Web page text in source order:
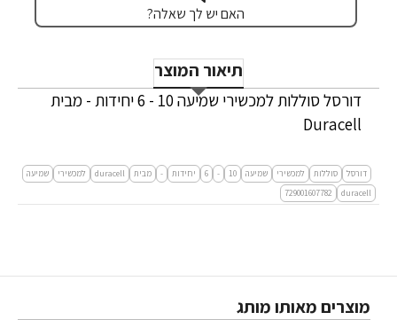
האם יש לך שאלה?
תיאור המוצר
דורסל סוללות למכשירי שמיעה 10 - 6 יחידות - מבית
Duracell
דורסל סוללות למכשירי שמיעה 10
-
6 יחידות - מבית duracell למכשירי
שמיעה
duracell
729001607782
מוצרים מאותו מותג